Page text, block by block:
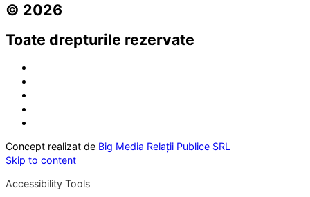
© 2026
Toate drepturile rezervate
Concept realizat de Big Media Relații Publice SRL
Skip to content
Accessibility Tools